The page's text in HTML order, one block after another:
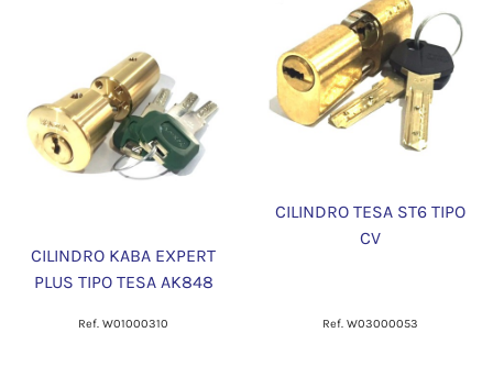
CILINDRO KABA EXPERT
PLUS TIPO TESA AK848
Ref. W01000310
CILINDRO TESA ST6 TIPO
CV
Ref. W03000053